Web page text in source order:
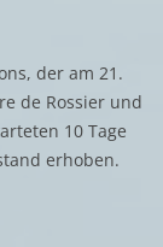
der am 21.
de Rossier und
10 Tage
erhoben.